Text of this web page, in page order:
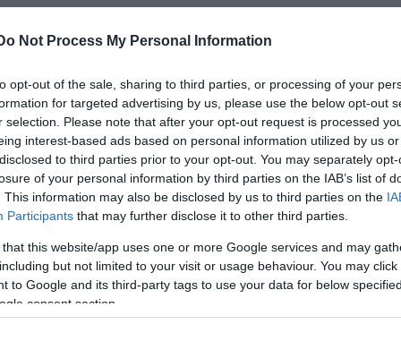
Not Process My Personal Information
opt-out of the sale, sharing to third parties, or processing of your
for targeted advertising by us, please use the below opt-out
selection. Please note that after your opt-out request is processed
interest-based ads based on personal information utilized by us
to third parties prior to your opt-out. You may separately
of your personal information by third parties on the IAB’s list of
This information may also be disclosed by us to third parties on the
Participants that may further disclose it to other third parties.
that this website/app uses one or more Google services and may
but not limited to your visit or usage behaviour. You may
to Google and its third-party tags to use your data for below
consent section.
Nemzeti Színház: Buborékokcímű darabjában
József Színház KamrájánakA kulcscímű
járó elismerést, a zsűri
című darabjában nyújtott játékáért.
Börcsök Enikővehette át,a Vígszínház: A
című előadásokban nyújtott színészi alakításáért.